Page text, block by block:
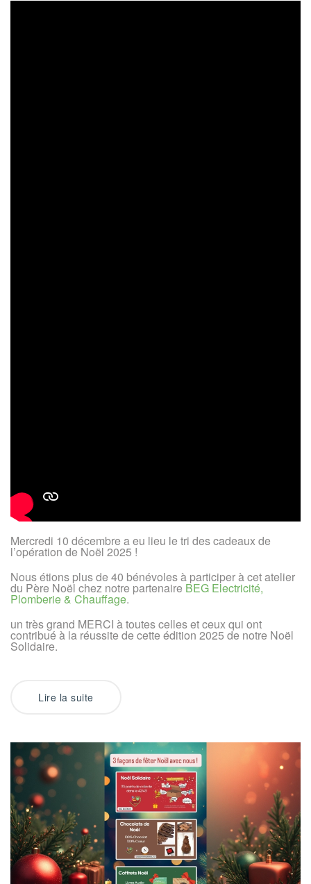
Mercredi 10 décembre a eu lieu le tri des cadeaux de
l’opération de Noël 2025 !
Nous étions plus de 40 bénévoles à participer à cet atelier
du Père Noël chez notre partenaire BEG Electricité,
Plomberie & Chauffage.
un très grand MERCI à toutes celles et ceux qui ont
contribué à la réussite de cette édition 2025 de notre Noël
Solidaire.
Lire la suite